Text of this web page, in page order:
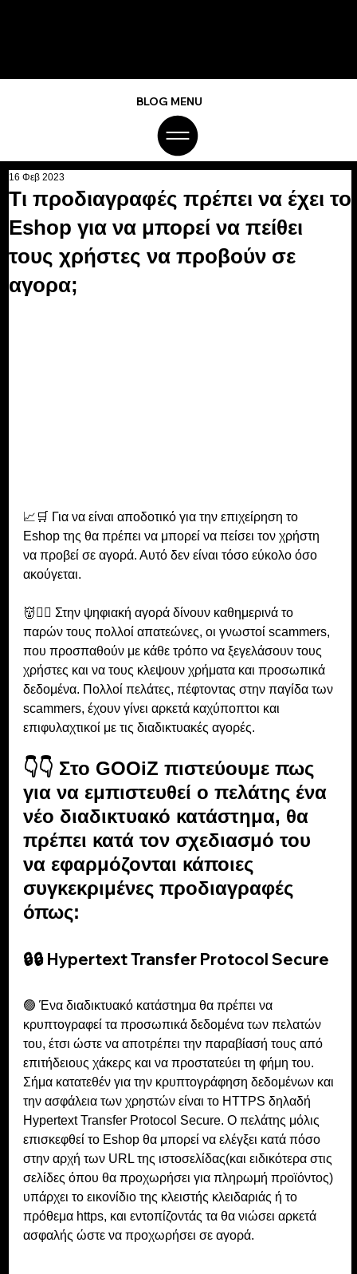
BLOG MENU
Τι προδιαγραφές πρέπει να έχει το
Eshop για να μπορεί να πείθει
τους χρήστες να προβούν σε
αγορα;
16 Φεβ 2023
📈🛒 Για να είναι αποδοτικό για την επιχείρηση το
Eshop της θα πρέπει να μπορεί να πείσει τον χρήστη
να προβεί σε αγορά. Αυτό δεν είναι τόσο εύκολο όσο
ακούγεται.
👹🕵️‍♀️ Στην ψηφιακή αγορά δίνουν καθημερινά το
παρών τους πολλοί απατεώνες, οι γνωστοί scammers,
που προσπαθούν με κάθε τρόπο να ξεγελάσουν τους
χρήστες και να τους κλεψουν χρήματα και προσωπικά
δεδομένα. Πολλοί πελάτες, πέφτοντας στην παγίδα των
scammers, έχουν γίνει αρκετά καχύποπτοι και
επιφυλαχτικοί με τις διαδικτυακές αγορές.
👇👇 Στο GOOiZ πιστεύουμε πως
για να εμπιστευθεί ο πελάτης ένα
νέο διαδικτυακό κατάστημα, θα
πρέπει κατά τον σχεδιασμό του
να εφαρμόζονται κάποιες
συγκεκριμένες προδιαγραφές
όπως:
🔒🔒 Hypertext Transfer Protocol Secure
🟢 Ένα διαδικτυακό κατάστημα θα πρέπει να
κρυπτογραφεί τα προσωπικά δεδομένα των πελατών
του, έτσι ώστε να αποτρέπει την παραβίασή τους από
επιτήδειους χάκερς και να προστατεύει τη φήμη του.
Σήμα κατατεθέν για την κρυπτογράφηση δεδομένων και
την ασφάλεια των χρηστών είναι το HTTPS δηλαδή
Hypertext Transfer Protocol Secure. Ο πελάτης μόλις
επισκεφθεί το Eshop θα μπορεί να ελέγξει κατά πόσο
στην αρχή των URL της ιστοσελίδας(και ειδικότερα στις
σελίδες όπου θα προχωρήσει για πληρωμή προϊόντος)
υπάρχει το εικονίδιο της κλειστής κλειδαριάς ή το
πρόθεμα https, και εντοπίζοντάς τα θα νιώσει αρκετά
ασφαλής ώστε να προχωρήσει σε αγορά.